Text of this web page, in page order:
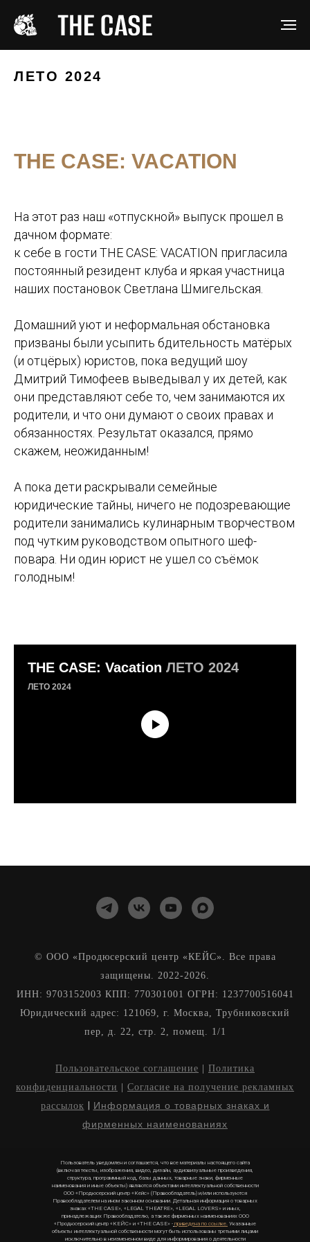
ЛЕТО 2024
THE CASE: VACATION
На этот раз наш «отпускной» выпуск прошел в
дачном формате:
к себе в гости THE CASE: VACATION пригласила
постоянный резидент клуба и яркая участница
наших постановок Светлана Шмигельская.
Домашний уют и неформальная обстановка
призваны были усыпить бдительность матёрых
(и отцёрых) юристов, пока ведущий шоу
Дмитрий Тимофеев выведывал у их детей, как
они представляют себе то, чем занимаются их
родители, и что они думают о своих правах и
обязанностях. Результат оказался, прямо
скажем, неожиданным!
А пока дети раскрывали семейные
юридические тайны, ничего не подозревающие
родители занимались кулинарным творчеством
под чутким руководством опытного шеф-
повара. Ни один юрист не ушел со съёмок
голодным!
THE CASE: Vacation ЛЕТО 2024
ЛЕТО 2024
© ООО «Продюсерский центр «КЕЙС». Все права
защищены. 2022-2026.
ИНН: 9703152003 КПП: 770301001 ОГРН: 1237700516041
Юридический адрес: 121069, г. Москва, Трубниковский
пер, д. 22, стр. 2, помещ. 1/1
Пользовательское соглашение
Политика
конфиденциальноcти
Согласие на получение рекламных
рассылок
Информация о товарных знаках и
фирменных наименованиях
Пользователь уведомлен и соглашается, что все материалы настоящего сайта
(включая тексты, изображения, видео, дизайн, аудиовизуальные произведения,
структура, программный код, базы данных, товарные знаки, фирменные
наименования и иные объекты) являются объектами интеллектуальной собственности
ООО «Продюсерский центр «Кейс» (Правообладатель) и/или используются
Правообладателем на ином законном основании. Детальная информация о товарных
знаках «THE CASE», «LEGAL THEATRE», «LEGAL LOVERS» и иных,
принадлежащих Правообладателю, а также фирменных наименованиях ООО
«Продюсерский центр «КЕЙС» и «THE CASE» - приведена по ссылке. Указанные
объекты интеллектуальной собственности могут быть использованы третьими лицами
исключительно в неизмененном виде для информирования о деятельности